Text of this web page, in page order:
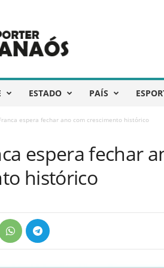
ESTADO PAÍS
espera fechar ano com crescimento histórico
espera fechar
histórico